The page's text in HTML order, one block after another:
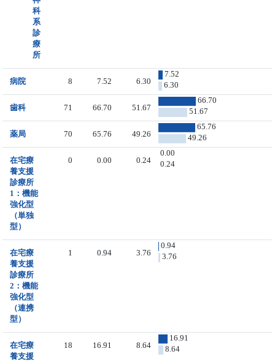
科
系
診
療
所
病院 8 7.52 6.30
7.52
6.30
歯科 71 66.70 51.67
66.70
51.67
薬局 70 65.76 49.26
65.76
49.26
在宅療
養支援
診療所
1：機能
強化型
（単独
型）
0 0.00 0.24
0.00
0.24
在宅療
養支援
診療所
2：機能
強化型
（連携
型）
1 0.94 3.76
0.94
3.76
在宅療
養支援
18 16.91 8.64
16.91
8.64